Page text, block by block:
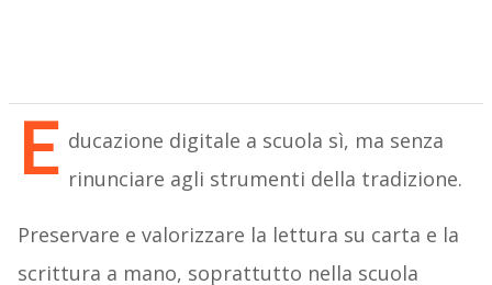
E ducazione digitale a scuola sì, ma senza
rinunciare agli strumenti della tradizione.
Preservare e valorizzare la lettura su carta e la
scrittura a mano, soprattutto nella scuola